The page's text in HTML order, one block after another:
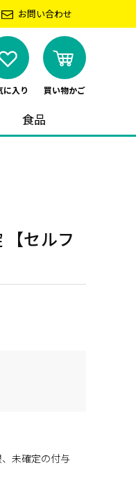
お問い合わせ
に入り 買い物かご
食品
【セルフ
未確定の付与